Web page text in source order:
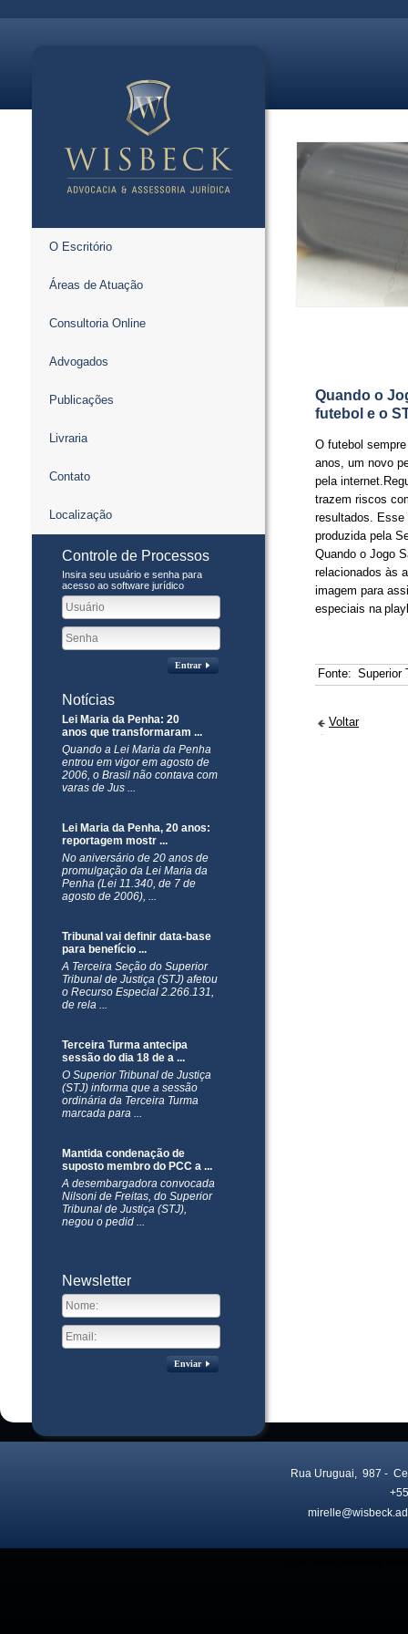
O Escritório
Áreas de Atuação
Consultoria Online
Advogados
Publicações
Livraria
Contato
Localização
Controle de Processos
Insira seu usuário e senha para
acesso ao software jurídico
Entrar
Notícias
Lei Maria da Penha: 20
anos que transformaram ...
Quando a Lei Maria da Penha
entrou em vigor em agosto de
2006, o Brasil não contava com
varas de Jus ...
Lei Maria da Penha, 20 anos:
reportagem mostr ...
No aniversário de 20 anos de
promulgação da Lei Maria da
Penha (Lei 11.340, de 7 de
agosto de 2006), ...
Tribunal vai definir data-base
para benefício ...
​A Terceira Seção do Superior
Tribunal de Justiça (STJ) afetou
o Recurso Especial 2.266.131,
de rela ...
Terceira Turma antecipa
sessão do dia 18 de a ...
​O Superior Tribunal de Justiça
(STJ) informa que a sessão
ordinária da Terceira Turma
marcada para ...
Mantida condenação de
suposto membro do PCC a ...
​A desembargadora convocada
Nilsoni de Freitas, do Superior
Tribunal de Justiça (STJ),
negou o pedid ...
Newsletter
Enviar
Quando o
futebol e o
​O futebol
anos, um novo
pela
trazem riscos
resultados. Esse
produzida pela
Quando o Jogo
relacionados às
imagem para
especiais na
Fonte: Superior
Voltar
Rua Uruguai, 987 -